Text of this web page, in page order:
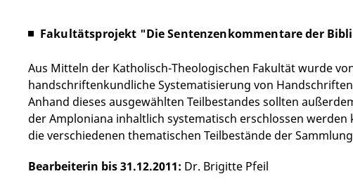
Fakultätsprojekt "Die Sentenzenkommentare der
Aus Mitteln der Katholisch-Theologischen Fakultät wurde
handschriftenkundliche Systematisierung von
Anhand dieses ausgewählten Teilbestandes sollten
der Amploniana inhaltlich systematisch erschlossen
die verschiedenen thematischen Teilbestände der
Bearbeiterin bis 31.12.2011: Dr. Brigitte Pfeil